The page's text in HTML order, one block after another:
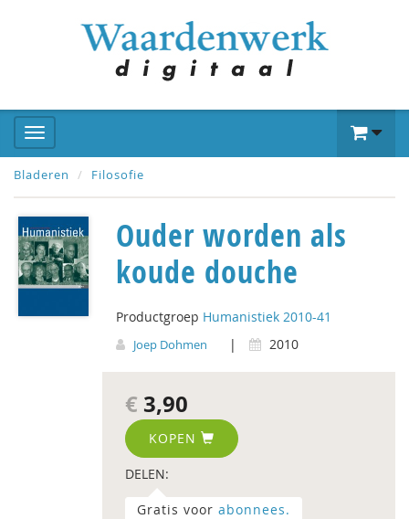
Bladeren Filosofie
Ouder worden als
koude douche
Productgroep Humanistiek 2010-41
Joep Dohmen | 2010
€ 3,90
KOPEN
DELEN:
Gratis voor abonnees.